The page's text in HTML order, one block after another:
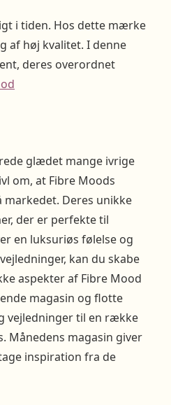
i tiden. Hos dette mærke
af høj kvalitet. I denne
deres overordnet
glædet mange ivrige
om, at Fibre Moods
Deres unikke
der er perfekte til
en luksuriøs følelse og
kan du skabe
aspekter af Fibre Mood
magasin og flotte
vejledninger til en række
Månedens magasin giver
inspiration fra de